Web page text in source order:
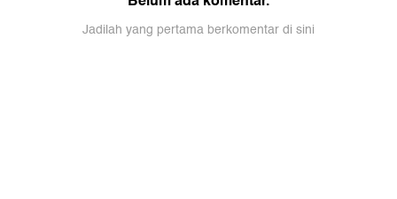
Jadilah yang pertama berkomentar di sini